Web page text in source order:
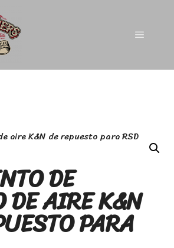
DE
DE AIRE K&N
PARA